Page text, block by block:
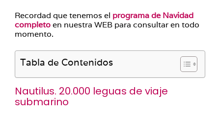
Recordad que tenemos el programa de Navidad
completoen nuestra WEB para consultar en todo
momento.
Tabla de Contenidos
Nautilus. 20.000 leguas de viaje
submarino